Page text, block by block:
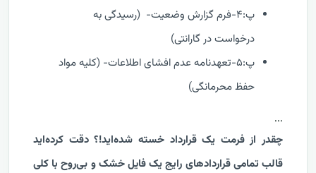
پ:۴-فرم گزارش وضعیت- (رسیدگی به
درخواست در گارانتی)
پ:۵-تعهدنامه‌ عدم افشای اطلاعات- (کلیه مواد
حفظ محرمانگی)
...
چقدر از فرمت یک قرارداد خسته شده‌اید!؟دقت کرد‌ه‌اید
قالب تمامی قراردادهای رایج یک فایل خشک و بی‌روح با کلی